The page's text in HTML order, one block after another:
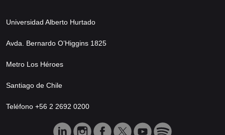
Universidad Alberto Hurtado
Avda. Bernardo O’Higgins 1825
Metro Los Héroes
Santiago de Chile
Teléfono +56 2 2692 0200